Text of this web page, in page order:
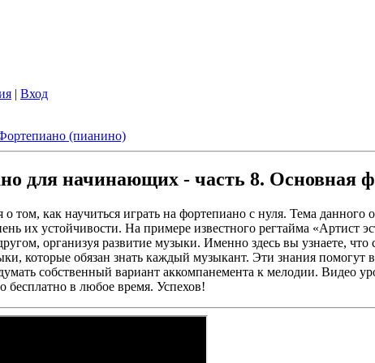
| Вход
(пианино)
для начинающих - часть 8. Основная
о том, как научиться играть на фортепиано с нуля. Тема
их устойчивости. На примере известного регтайма
организуя развитие музыки. Именно здесь вы узнаете,
которые обязан знать каждый музыкант. Эти знания
собственный вариант аккомпанемента к мелодии. Видео
бесплатно в любое время. Успехов!